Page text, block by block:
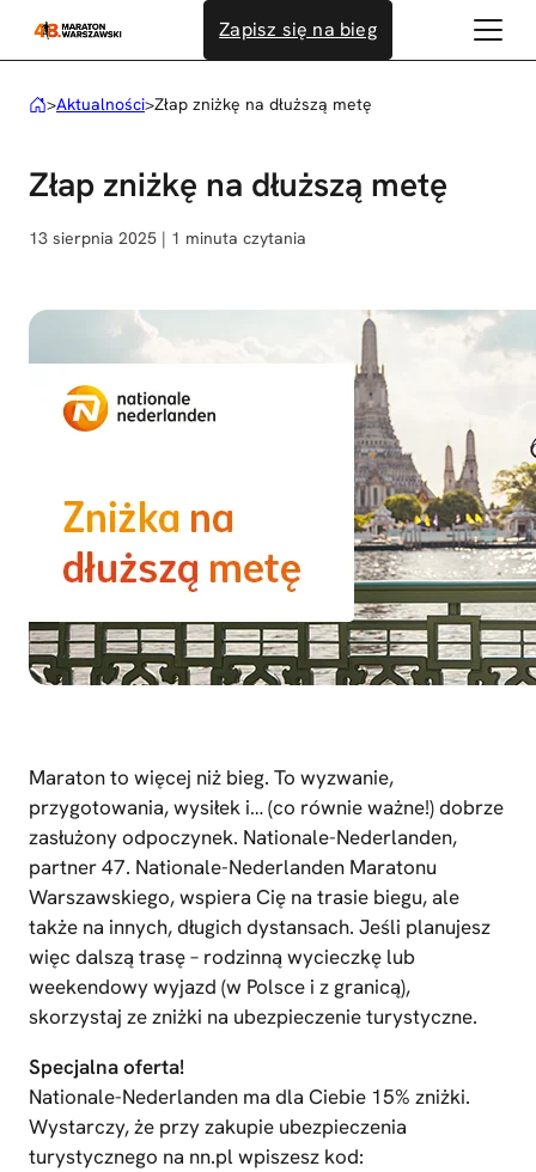
Zapisz się na bieg
>Aktualności>Złap zniżkę na dłuższą metę
Złap zniżkę na dłuższą metę
13 sierpnia 2025 | 1 minuta czytania
Maraton to więcej niż bieg. To wyzwanie,
przygotowania, wysiłek i… (co równie ważne!) dobrze
zasłużony odpoczynek. Nationale-Nederlanden,
partner 47. Nationale-Nederlanden Maratonu
Warszawskiego, wspiera Cię na trasie biegu, ale
także na innych, długich dystansach. Jeśli planujesz
więc dalszą trasę – rodzinną wycieczkę lub
weekendowy wyjazd (w Polsce i z granicą),
skorzystaj ze zniżki na ubezpieczenie turystyczne.
Specjalna oferta!
Nationale-Nederlanden ma dla Ciebie 15% zniżki.
Wystarczy, że przy zakupie ubezpieczenia
turystycznego na nn.pl wpiszesz kod: